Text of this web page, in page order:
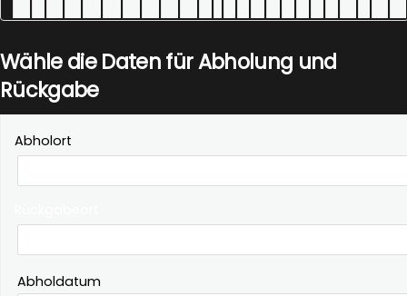
Wähle die Daten für Abholung und
Rückgabe
Abholort
Abholdatum